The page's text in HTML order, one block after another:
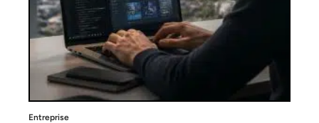
Entreprise